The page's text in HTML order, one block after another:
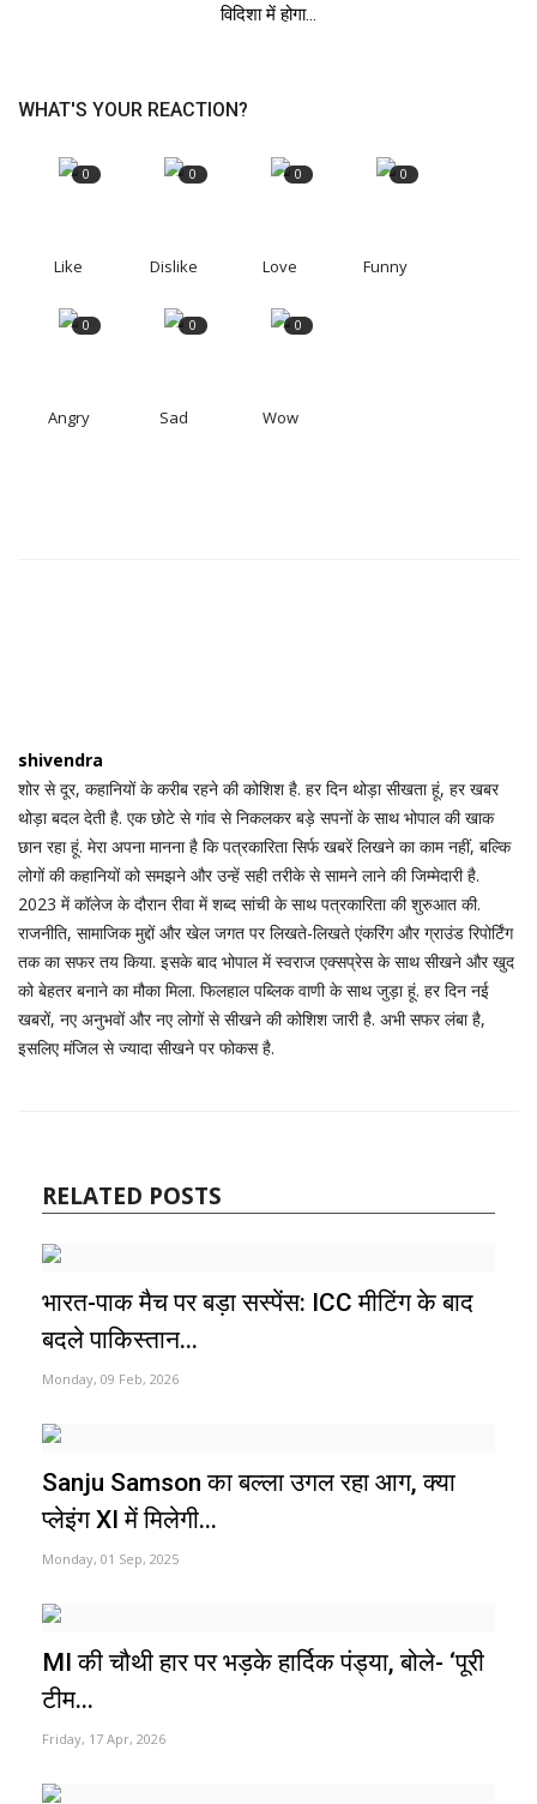
विदिशा में होगा...
WHAT'S YOUR REACTION?
0
Like
0
Dislike
0
Love
0
Funny
0
Angry
0
Sad
0
Wow
shivendra
शोर से दूर, कहानियों के करीब रहने की कोशिश है. हर दिन थोड़ा सीखता हूं, हर खबर
थोड़ा बदल देती है. एक छोटे से गांव से निकलकर बड़े सपनों के साथ भोपाल की खाक
छान रहा हूं. मेरा अपना मानना है कि पत्रकारिता सिर्फ खबरें लिखने का काम नहीं, बल्कि
लोगों की कहानियों को समझने और उन्हें सही तरीके से सामने लाने की जिम्मेदारी है.
2023 में कॉलेज के दौरान रीवा में शब्द सांची के साथ पत्रकारिता की शुरुआत की.
राजनीति, सामाजिक मुद्दों और खेल जगत पर लिखते-लिखते एंकरिंग और ग्राउंड रिपोर्टिंग
तक का सफर तय किया. इसके बाद भोपाल में स्वराज एक्सप्रेस के साथ सीखने और खुद
को बेहतर बनाने का मौका मिला. फिलहाल पब्लिक वाणी के साथ जुड़ा हूं. हर दिन नई
खबरों, नए अनुभवों और नए लोगों से सीखने की कोशिश जारी है. अभी सफर लंबा है,
इसलिए मंजिल से ज्यादा सीखने पर फोकस है.
RELATED POSTS
भारत-पाक मैच पर बड़ा सस्पेंस: ICC मीटिंग के बाद
बदले पाकिस्तान...
Monday, 09 Feb, 2026
Sanju Samson का बल्ला उगल रहा आग, क्या
प्लेइंग XI में मिलेगी...
Monday, 01 Sep, 2025
MI की चौथी हार पर भड़के हार्दिक पंड्या, बोले- ‘पूरी
टीम...
Friday, 17 Apr, 2026